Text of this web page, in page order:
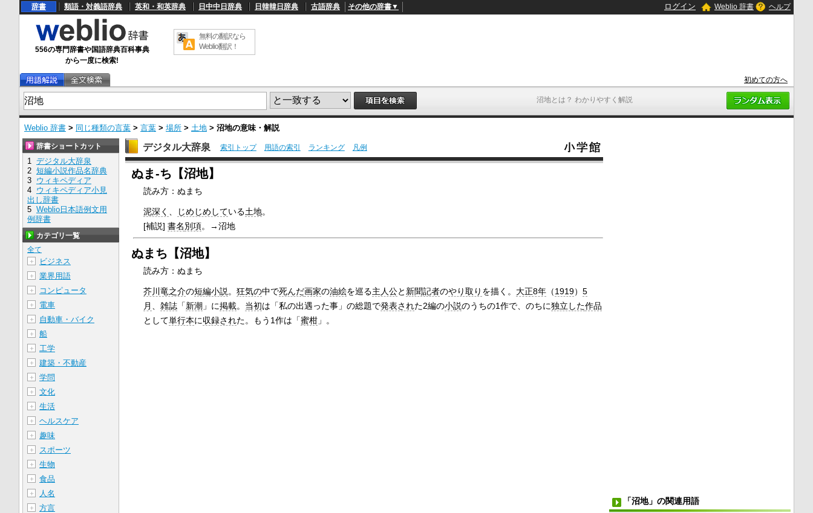
沼地とは？ わかりやすく解説
辞書 類語・対義語辞典 英和・和英辞典 日中中日辞典 日韓韓日辞典 古語辞典 その他の辞書▼ ログイン Weblio 辞書 ヘルプ
556の専門辞書や国語辞典百科事典
から一度に検索!
無料の翻訳なら
Weblio翻訳！
初めての方へ
Weblio 辞書 > 同じ種類の言葉 > 言葉 > 場所 > 土地 > 沼地の意味・解説
U
e
/
L
.
デジタル大辞泉 索引トップ 用語の索引 ランキング 凡例
ぬま‐ち【沼地】
読み方：ぬまち
泥深く じめじめしている土地。
[補説]書名別項。→沼地
ぬまち【沼地】
読み方：ぬまち
芥川竜之介の短編小説。狂気の中で死んだ画家の油絵を巡る主人公と 新聞記者のやり取り を描く。 大正8年 （1919）5
月 、雑誌 「新潮 」に掲載。 当初は「私の出遇った事」の総題で発表された2編の小説のうちの1作で、のちに独立した作品
として単行本に収録された。もう1作は「蜜柑 」。
辞書ショートカット
1 デジタル大辞泉
2 短編小説作品名辞典
3 ウィキペディア
4 ウィキペディア小見
出し辞書
5 Weblio日本語例文用
例辞書
カテゴリ一覧
全て
＋
ビジネス
＋ 業界用語
＋ コンピュータ
＋ 電車
＋ 自動車・バイク
＋ 船
＋ 工学
＋ 建築・不動産
＋ 学問
＋ 文化
＋ 生活
＋ ヘルスケア
＋ 趣味
＋ スポーツ
＋ 生物
＋ 食品
＋ 人名
＋ 方言
「沼地」の関連用語